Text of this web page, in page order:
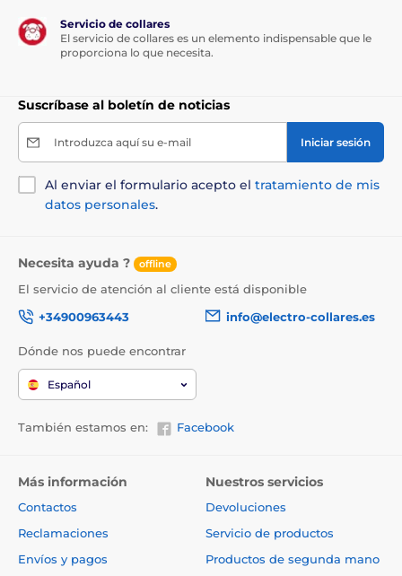
Servicio de collares
El servicio de collares es un elemento indispensable que le
proporciona lo que necesita.
Suscríbase al boletín de noticias
Introduzca aquí su e-mail Iniciar sesión
Al enviar el formulario acepto el tratamiento de mis
datos personales.
Necesita ayuda ? offline
El servicio de atención al cliente está disponible
+34900963443
info@electro-collares.es
Dónde nos puede encontrar
Español
También estamos en: Facebook
Más información
Contactos
Reclamaciones
Envíos y pagos
Nuestros servicios
Devoluciones
Servicio de productos
Productos de segunda mano